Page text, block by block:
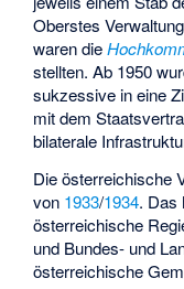
Oberstes
waren die
stellten. Ab 1950
sukzessive in eine
mit dem
bilaterale
Die österreichische
von 1933/1934. Das
österreichische
und Bundes- und
österreichische